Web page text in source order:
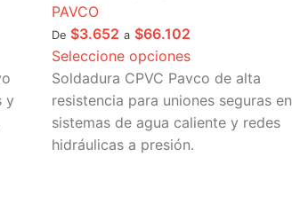
y
PAVCO
De $3.652 a $66.102
Seleccione opciones
Soldadura CPVC Pavco de alta
resistencia para uniones seguras en
sistemas de agua caliente y redes
hidráulicas a presión.